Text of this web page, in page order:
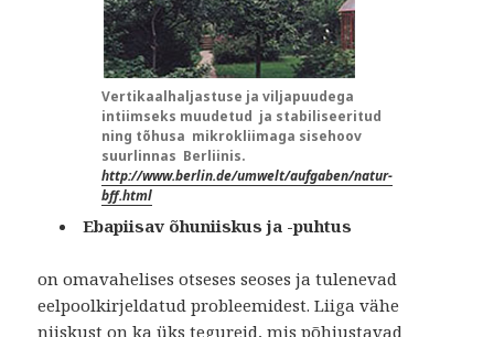
Vertikaalhaljastuse ja viljapuudega
intiimseks muudetud ja stabiliseeritud
ning tõhusa mikrokliimaga sisehoov
suurlinnas Berliinis.
http://www.berlin.de/umwelt/aufgaben/natur-
bff.html
Ebapiisav õhuniiskus ja -puhtus
on omavahelises otseses seoses ja tulenevad
eelpoolkirjeldatud probleemidest. Liiga vähe
niiskust on ka üks tegureid, mis põhjustavad